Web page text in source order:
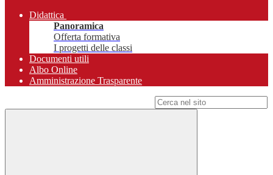
Didattica
Panoramica
Offerta formativa
I progetti delle classi
Documenti utili
Albo Online
Amministrazione Trasparente